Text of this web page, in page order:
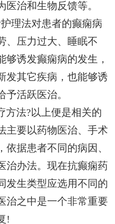
治和生物反馈等。
理法对患者的癫痫病
、压力过大、睡眠不
够诱发癫痫病的发生，
发其它疾病，也能够诱
予活跃医治。
方法?以上便是相关的
主要以药物医治、手术
依据患者不同的病因、
治办法。现在抗癫痫药
发生类型应选用不同的
治之中是一个非常重要
!